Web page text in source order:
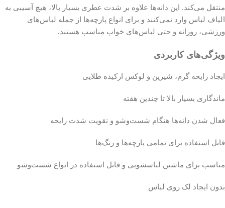
منتقل می‌کند. این دانه‌ها علاوه بر شدت عطری بسیار بالا، هیچ آسیبی به
الیاف لباس وارد نمی‌کنند و برای انواع پارچه‌ها از جمله لباس‌های
ورزشی، روزانه و حتی لباس‌های خواب مناسب هستند.
ویژگی‌های کاربردی
ایجاد رایحه گرم، شیرین و لوکس ارکیده طلایی
ماندگاری بسیار بالا تا چندین هفته
فعال شدن دانه‌ها هنگام شست‌وشو و تقویت شدت رایحه
قابل استفاده برای تمامی پارچه‌ها و رنگ‌ها
مناسب برای ماشین لباسشویی و قابل استفاده در انواع شست‌وشو
بدون ایجاد لک روی لباس